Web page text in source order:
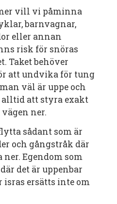
vill vi påminna
barnvagnar,
eller annan
risk för snöras
Taket behöver
att undvika för tung
väl är uppe och
alltid att styra exakt
ner.
sådant som är
och gångstråk där
Egendom som
det är uppenbar
ersätts inte om